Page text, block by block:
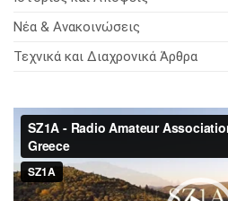
Νέα & Ανακοινώσεις
Τεχνικά και Διαχρονικά Άρθρα
Πρόγραμμα
Αναπαραγωγής
Βίντεο